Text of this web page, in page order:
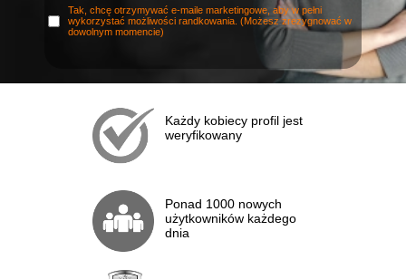
Tak, chcę otrzymywać e-maile marketingowe, aby w pełni
wykorzystać możliwości randkowania. (Możesz zrezygnować w
dowolnym momencie)
Każdy kobiecy profil jest
weryfikowany
Ponad 1000 nowych
użytkowników każdego
dnia